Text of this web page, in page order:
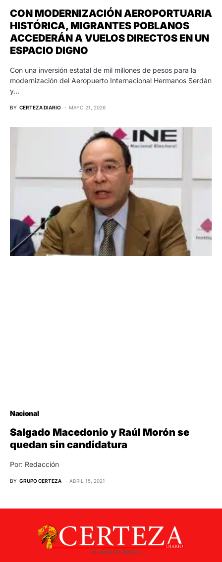
CON MODERNIZACIÓN AEROPORTUARIA
HISTÓRICA, MIGRANTES POBLANOS
ACCEDERÁN A VUELOS DIRECTOS EN UN
ESPACIO DIGNO
Con una inversión estatal de mil millones de pesos para la
modernización del Aeropuerto Internacional Hermanos Serdán
y…
BY CERTEZA DIARIO MAYO 21, 2026
Nacional
Salgado Macedonio y Raúl Morón se
quedan sin candidatura
Por: Redacción
BY GRUPO CERTEZA ABRIL 15, 2021